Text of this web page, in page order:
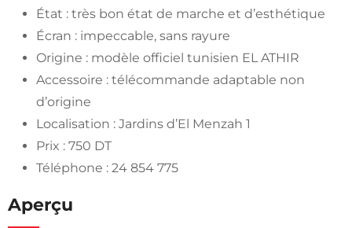
État : très bon état de marche et d’esthétique
Écran : impeccable, sans rayure
Origine : modèle officiel tunisien EL ATHIR
Accessoire : télécommande adaptable non
d’origine
Localisation : Jardins d’El Menzah 1
Prix : 750 DT
Téléphone : 24 854 775
Aperçu